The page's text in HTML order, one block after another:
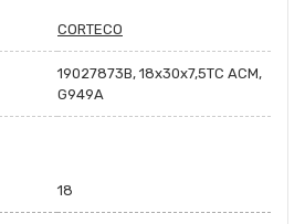
CORTECO
19027873B, 18x30x7,5TC ACM,
G949A
18